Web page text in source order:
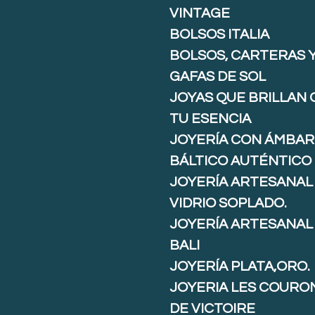
VINTAGE
BOLSOS ITALIA
BOLSOS, CARTERAS
GAFAS DE SOL
JOYAS QUE BRILLAN
TU ESENCIA
JOYERÍA CON ÁMBAR
BÁLTICO AUTÉNTICO
JOYERÍA ARTESANAL
VIDRIO SOPLADO.
JOYERÍA ARTESANAL
BALI
JOYERÍA PLATA,ORO.
JOYERIA LES
DE VICTOIRE